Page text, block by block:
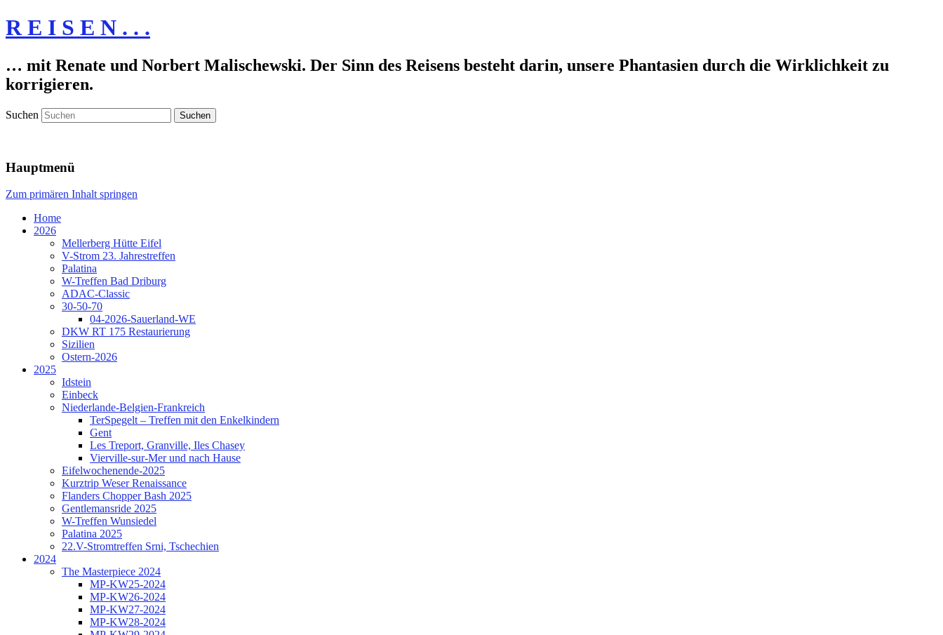
R E I S E N . . .
… mit Renate und Norbert Malischewski. Der Sinn des Reisens besteht darin, unsere Phantasien durch die Wirklichkeit zu
korrigieren.
Suchen
Hauptmenü
Zum primären Inhalt springen
Home
2026
Mellerberg Hütte Eifel
V-Strom 23. Jahrestreffen
Palatina
W-Treffen Bad Driburg
ADAC-Classic
30-50-70
04-2026-Sauerland-WE
DKW RT 175 Restaurierung
Sizilien
Ostern-2026
2025
Idstein
Einbeck
Niederlande-Belgien-Frankreich
TerSpegelt – Treffen mit den Enkelkindern
Gent
Les Treport, Granville, Iles Chasey
Vierville-sur-Mer und nach Hause
Eifelwochenende-2025
Kurztrip Weser Renaissance
Flanders Chopper Bash 2025
Gentlemansride 2025
W-Treffen Wunsiedel
Palatina 2025
22.V-Stromtreffen Srni, Tschechien
2024
The Masterpiece 2024
MP-KW25-2024
MP-KW26-2024
MP-KW27-2024
MP-KW28-2024